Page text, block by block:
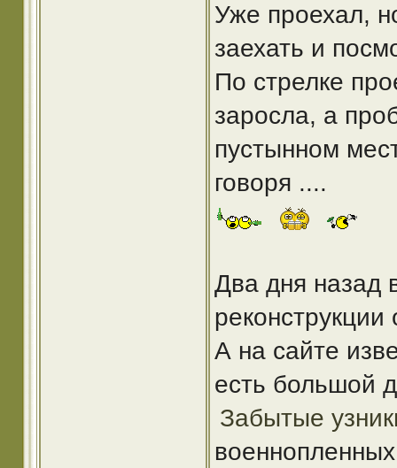
Уже проехал,
заехать и
По стрелке
заросла, а
пустынном
говоря ....
Два дня назад
А на сайте
есть большой
Забытые